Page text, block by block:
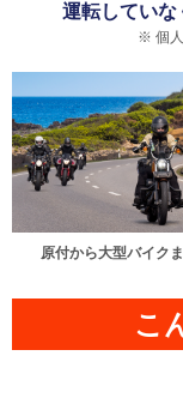
運転していな
個
原付から大型バイク
こ